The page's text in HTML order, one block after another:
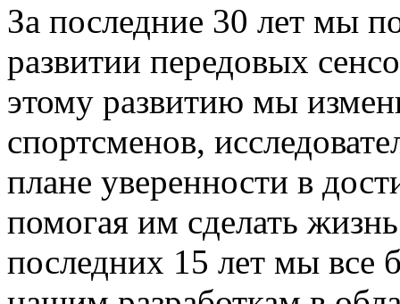
За последние 30 лет мы
развитии передовых
этому развитию мы
спортсменов,
плане уверенности в
помогая им сделать
последних 15 лет мы все